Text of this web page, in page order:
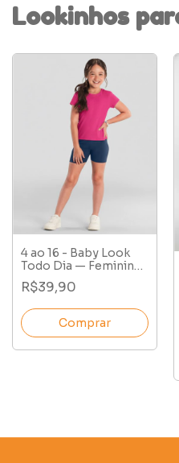
Lookinhos
4 ao 16 - Baby Look
Todo Dia — Feminina
Cotton
R$39,90
Comprar